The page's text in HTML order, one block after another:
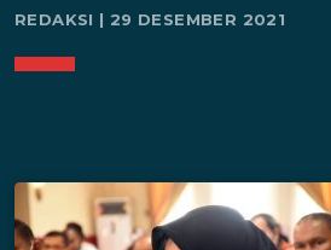
REDAKSI | 29 DESEMBER 2021